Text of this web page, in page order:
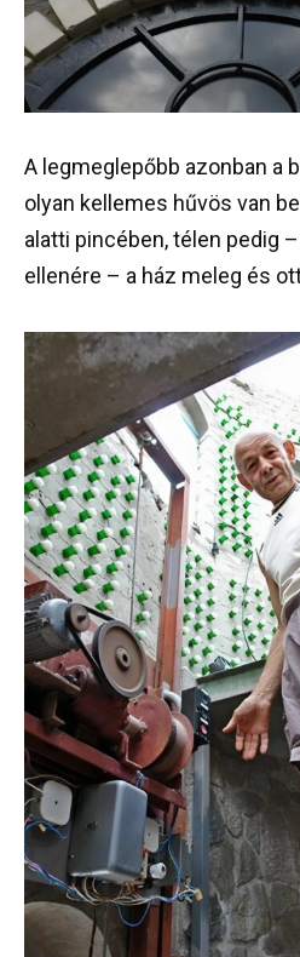
A legmeglepőbb azonban a
olyan kellemes hűvös van
alatti pincében, télen pedig
ellenére – a ház meleg és